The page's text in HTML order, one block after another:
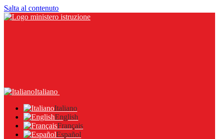
Salta al contenuto
Italiano
Italiano
English
Français
Español